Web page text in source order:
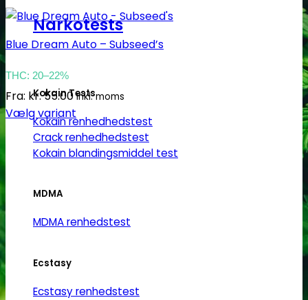
Narkotests
Kokain Tests
Kokain renhedhedstest
Crack renhedhedstest
Kokain blandingsmiddel test
MDMA
MDMA renhedstest
Ecstasy
Ecstasy renhedstest
Blue Dream Auto – Subseed’s
THC: 20–22%
Fra: kr.55.00 Inkl. moms
Vælg variant
Dette
har
varianter.
Mulighederne
vælges
på
varesiden